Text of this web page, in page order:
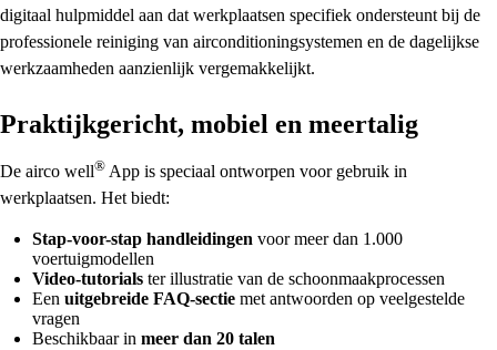
digitaal hulpmiddel aan dat werkplaatsen specifiek ondersteunt bij de
professionele reiniging van airconditioningsystemen en de dagelijkse
werkzaamheden aanzienlijk vergemakkelijkt.
Praktijkgericht, mobiel en meertalig
De airco well® App is speciaal ontworpen voor gebruik in
werkplaatsen. Het biedt:
Stap-voor-stap handleidingen voor meer dan 1.000
voertuigmodellen
Video-tutorialster illustratie van de schoonmaakprocessen
Een uitgebreide FAQ-sectiemet antwoorden op veelgestelde
vragen
Beschikbaar in meer dan 20 talen